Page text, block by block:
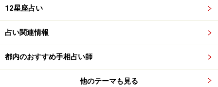
12星座占い
占い関連情報
都内のおすすめ手相占い師
他のテーマも見る